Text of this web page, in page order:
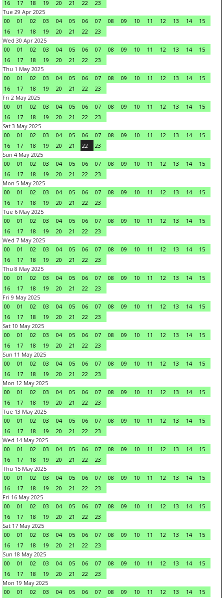
16 17 18 19 20 21 22
23
Tue 29 Apr 2025
00
01 02 03 04 05 06 07 08 09 10 11 12 13 14
15
16
17 18 19 20 21 22
23
Wed 30 Apr 2025
00
01 02 03 04 05 06 07 08 09 10 11 12 13 14
15
16
17 18 19 20 21 22
23
Thu 1 May 2025
00
01 02 03 04 05 06 07 08 09 10 11 12 13 14
15
16
17 18 19 20 21 22
23
Fri 2 May 2025
00
01 02 03 04 05 06 07 08 09 10 11 12 13 14
15
16
17 18 19 20 21 22
23
Sat 3 May 2025
00
01 02 03 04 05 06 07 08 09 10 11 12 13 14
15
16
17 18 19 20 21 22
23
Sun 4 May 2025
00
01 02 03 04 05 06 07 08 09 10 11 12 13 14
15
16
17 18 19 20 21 22
23
Mon 5 May 2025
00
01 02 03 04 05 06 07 08 09 10 11 12 13 14
15
16
17 18 19 20 21 22
23
Tue 6 May 2025
00
01 02 03 04 05 06 07 08 09 10 11 12 13 14
15
16
17 18 19 20 21 22
23
Wed 7 May 2025
00
01 02 03 04 05 06 07 08 09 10 11 12 13 14
15
16
17 18 19 20 21 22
23
Thu 8 May 2025
00
01 02 03 04 05 06 07 08 09 10 11 12 13 14
15
16
17 18 19 20 21 22
23
Fri 9 May 2025
00
01 02 03 04 05 06 07 08 09 10 11 12 13 14
15
16
17 18 19 20 21 22
23
Sat 10 May 2025
00
01 02 03 04 05 06 07 08 09 10 11 12 13 14
15
16
17 18 19 20 21 22
23
Sun 11 May 2025
00
01 02 03 04 05 06 07 08 09 10 11 12 13 14
15
16
17 18 19 20 21 22
23
Mon 12 May 2025
00
01 02 03 04 05 06 07 08 09 10 11 12 13 14
15
16
17 18 19 20 21 22
23
Tue 13 May 2025
00
01 02 03 04 05 06 07 08 09 10 11 12 13 14
15
16
17 18 19 20 21 22
23
Wed 14 May 2025
00
01 02 03 04 05 06 07 08 09 10 11 12 13 14
15
16
17 18 19 20 21 22
23
Thu 15 May 2025
00
01 02 03 04 05 06 07 08 09 10 11 12 13 14
15
16
17 18 19 20 21 22
23
Fri 16 May 2025
00
01 02 03 04 05 06 07 08 09 10 11 12 13 14
15
16
17 18 19 20 21 22
23
Sat 17 May 2025
00
01 02 03 04 05 06 07 08 09 10 11 12 13 14
15
16
17 18 19 20 21 22
23
Sun 18 May 2025
00
01 02 03 04 05 06 07 08 09 10 11 12 13 14
15
16
17 18 19 20 21 22
23
Mon 19 May 2025
00
01 02 03 04 05 06 07 08 09 10 11 12 13 14
15